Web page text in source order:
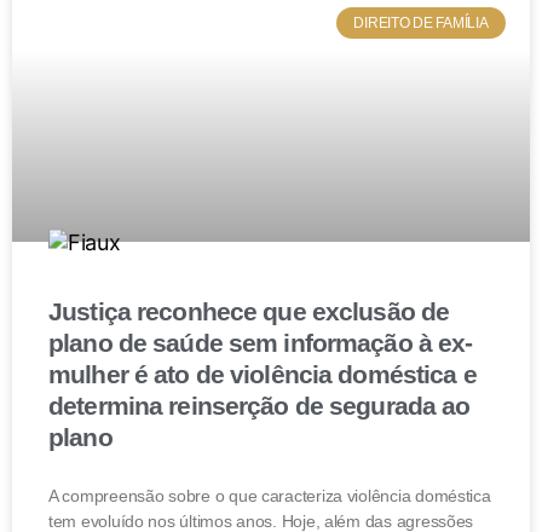
DIREITO DE FAMÍLIA
Justiça reconhece que exclusão de
plano de saúde sem informação à ex-
mulher é ato de violência doméstica e
determina reinserção de segurada ao
plano
A compreensão sobre o que caracteriza violência doméstica
tem evoluído nos últimos anos. Hoje, além das agressões